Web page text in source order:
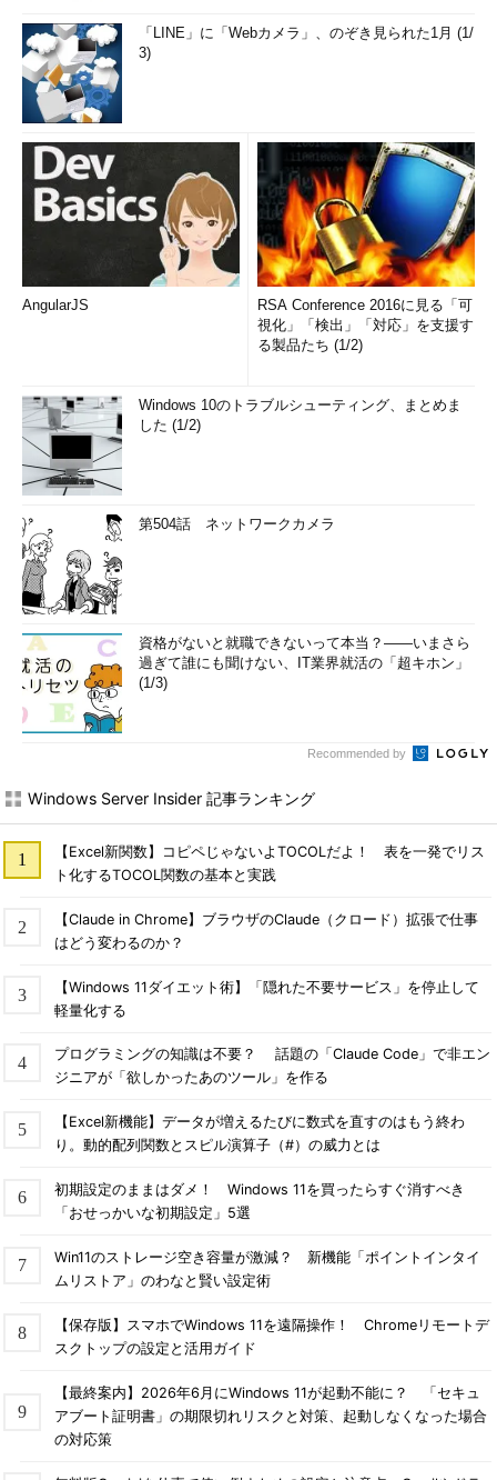
「LINE」に「Webカメラ」、のぞき見られた1月 (1/
3)
AngularJS
RSA Conference 2016に見る「可
視化」「検出」「対応」を支援す
る製品たち (1/2)
Windows 10のトラブルシューティング、まとめま
した (1/2)
第504話 ネットワークカメラ
資格がないと就職できないって本当？――いまさら
過ぎて誰にも聞けない、IT業界就活の「超キホン」
(1/3)
Recommended by
Windows Server Insider 記事ランキング
【Excel新関数】コピペじゃないよTOCOLだよ！ 表を一発でリス
ト化するTOCOL関数の基本と実践
【Claude in Chrome】ブラウザのClaude（クロード）拡張で仕事
はどう変わるのか？
【Windows 11ダイエット術】「隠れた不要サービス」を停止して
軽量化する
プログラミングの知識は不要？ 話題の「Claude Code」で非エン
ジニアが「欲しかったあのツール」を作る
【Excel新機能】データが増えるたびに数式を直すのはもう終わ
り。動的配列関数とスピル演算子（#）の威力とは
初期設定のままはダメ！ Windows 11を買ったらすぐ消すべき
「おせっかいな初期設定」5選
Win11のストレージ空き容量が激減？ 新機能「ポイントインタイ
ムリストア」のわなと賢い設定術
【保存版】スマホでWindows 11を遠隔操作！ Chromeリモートデ
スクトップの設定と活用ガイド
【最終案内】2026年6月にWindows 11が起動不能に？ 「セキュ
アブート証明書」の期限切れリスクと対策、起動しなくなった場合
の対応策